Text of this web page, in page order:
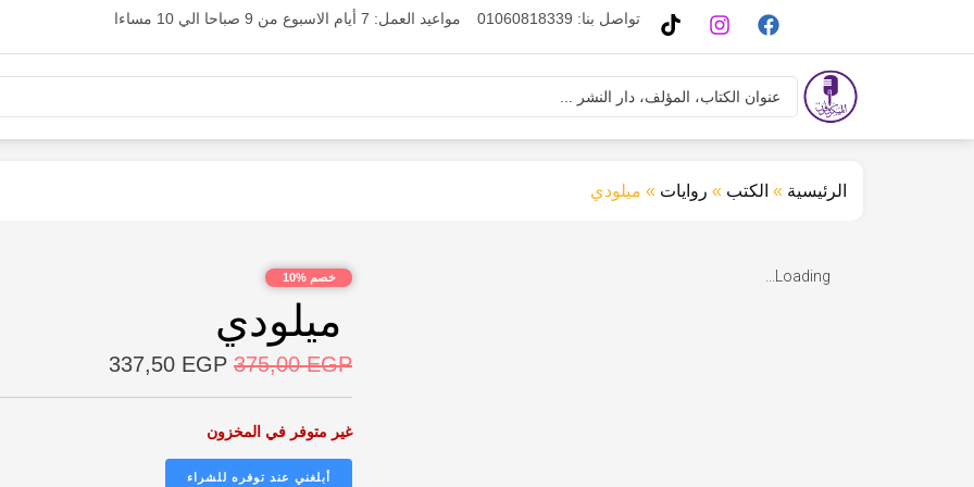
تواصل بنا: 01060818339 مواعيد العمل: 7 أيام الاسبوع من 9 صباحا الي 10 مساءا
الرئيسية » الكتب » روايات » ميلودي
Loading... خصم %10
ميلودي
375,00EGP
337,50 EGP
غير متوفر في المخزون